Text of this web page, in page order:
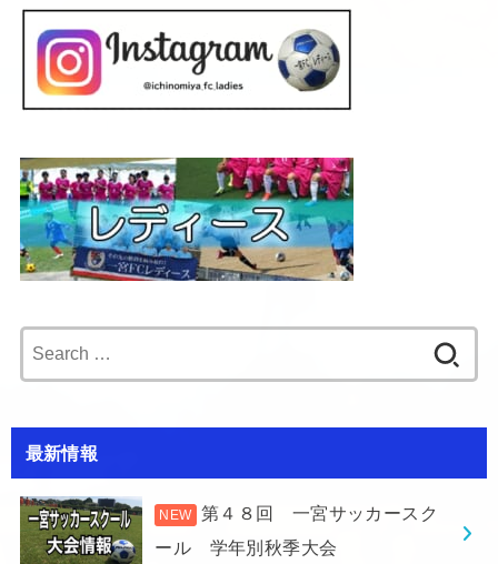
for:
最新情報
第４８回 一宮サッカースク
ール 学年別秋季大会